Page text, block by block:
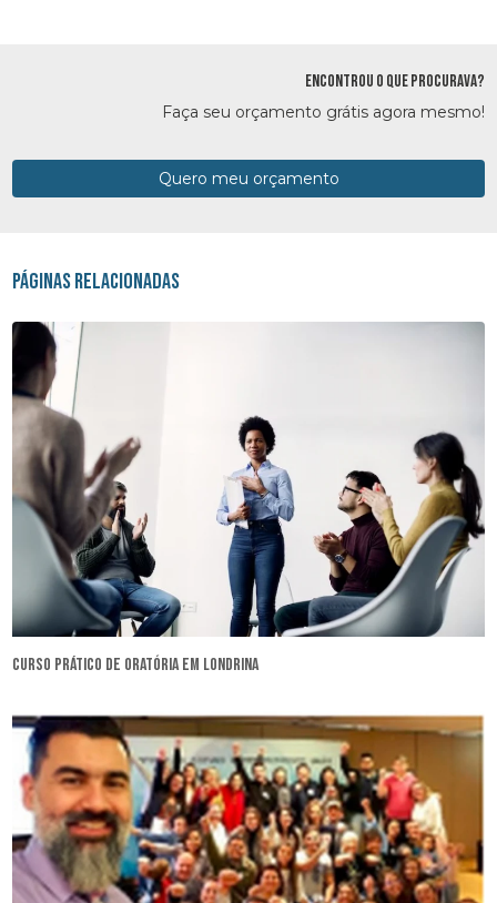
ENCONTROU O QUE PROCURAVA?
Faça seu orçamento grátis agora mesmo!
Quero meu orçamento
Páginas Relacionadas
curso prático de oratória em Londrina